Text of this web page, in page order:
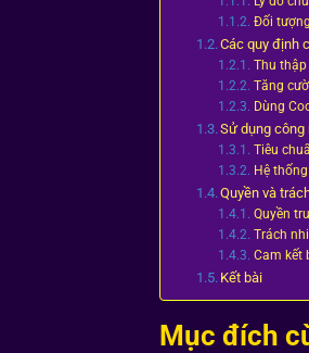
Đối
Các quy định
Thu
Tăng
Dùng
Sử dụng công
Tiêu
Hệ
Quyền và
Quyền
Trách
Cam kết
Kết bài
Mục đích